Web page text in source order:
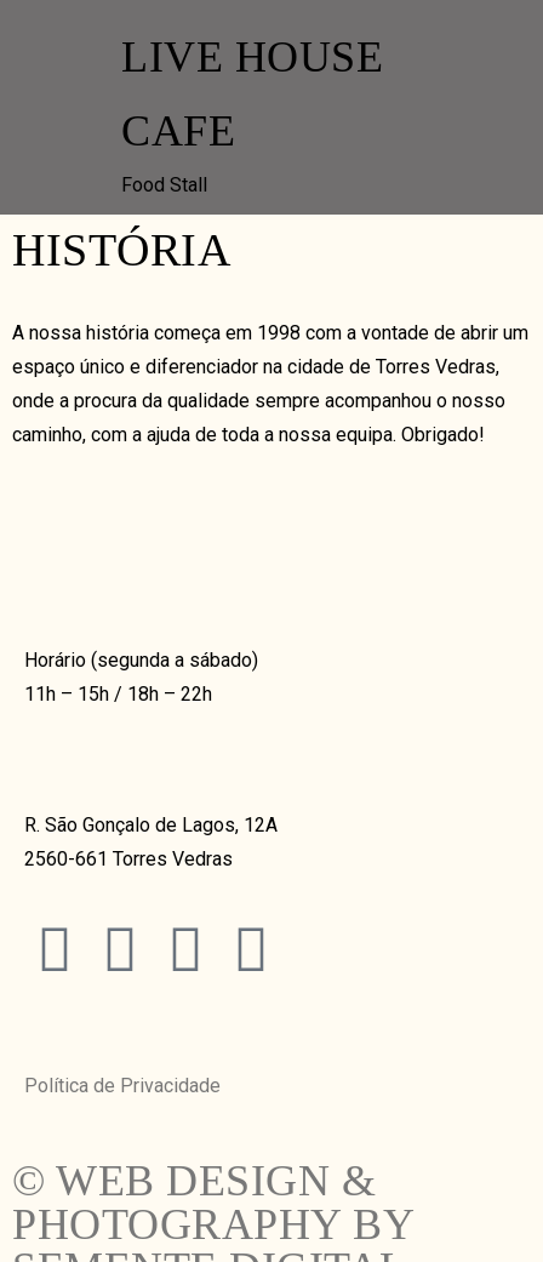
LIVE HOUSE
CAFE
Food Stall
HISTÓRIA
A nossa história começa em 1998 com a vontade de abrir um
espaço único e diferenciador na cidade de Torres Vedras,
onde a procura da qualidade sempre acompanhou o nosso
caminho, com a ajuda de toda a nossa equipa. Obrigado!
Horário (segunda a sábado)
11h – 15h / 18h – 22h
R. São Gonçalo de Lagos, 12A
2560-661 Torres Vedras
Política de Privacidade
© WEB DESIGN &
PHOTOGRAPHY BY